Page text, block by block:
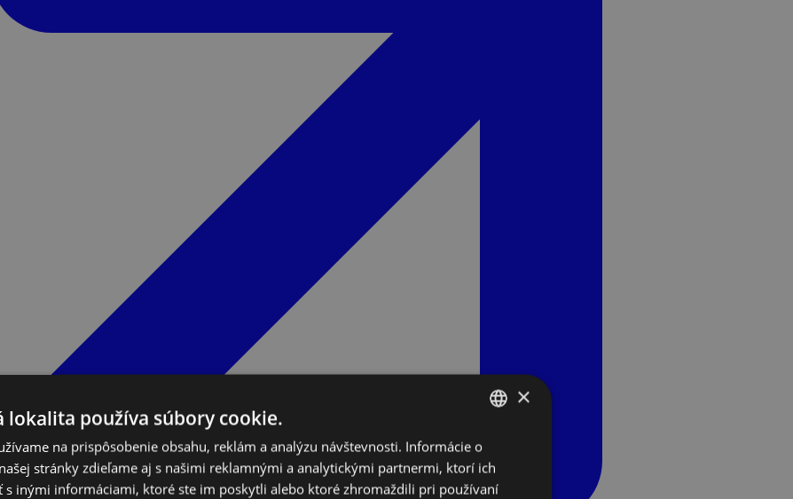
SLOVAK
ENGLISH
×
lokalita používa súbory cookie.
na prispôsobenie obsahu, reklám a analýzu návštevnosti. Informácie o
stránky zdieľame aj s našimi reklamnými a analytickými partnermi, ktorí ich
s inými informáciami, ktoré ste im poskytli alebo ktoré zhromaždili pri používaní